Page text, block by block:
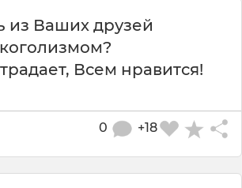
из Ваших друзей
Всем нравится!
+18
0